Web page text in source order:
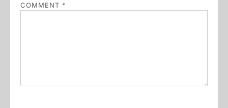
COMMENT *